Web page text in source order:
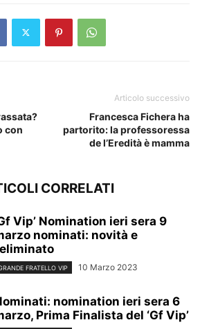
con
Articolo successivo
Francesca Fichera ha
partorito: la professoressa
de l’Eredità è mamma
CORRELATI
Vip’ Nomination ieri sera 9
nominati: novità e
FRATELLO VIP 10 Marzo 2023
nomination ieri sera 6
Prima Finalista del ‘Gf Vip’